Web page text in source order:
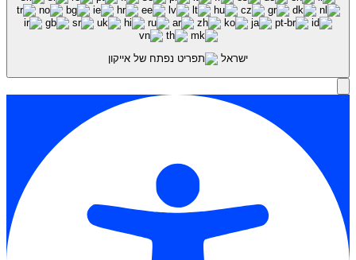
ישראל